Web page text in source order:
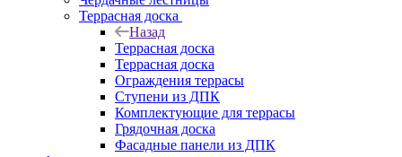
Террасная доска
Назад
Террасная доска
Террасная доска
Ограждения террасы
Ступени из ДПК
Комплектующие для террасы
Грядочная доска
Фасадные панели из ДПК